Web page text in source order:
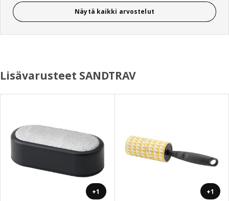
Näytä kaikki arvostelut
Lisävarusteet SANDTRAV
+1 +1